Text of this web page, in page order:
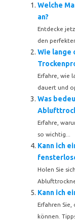
Welche
an?
Entdecke
den
Wie lange
Erfahre, wie
dauert und
Was
Erfahre,
so wichtig...
Kann ich
Holen Sie
Kann ich
Erfahren
können.